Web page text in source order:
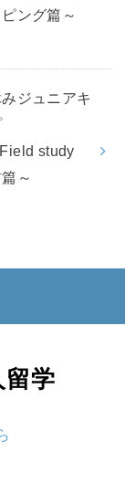
ング篇～
ジュニアキ
study
～
留学